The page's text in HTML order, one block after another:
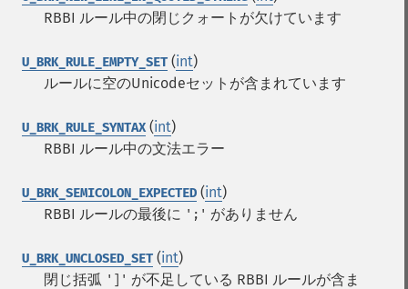
RBBI ルール中の閉じクォートが欠けています
U_BRK_RULE_EMPTY_SET (int)
ルールに空のUnicodeセットが含まれています
U_BRK_RULE_SYNTAX(int)
RBBI ルール中の文法エラー
U_BRK_SEMICOLON_EXPECTED (int)
RBBI ルールの最後に ';' がありません
U_BRK_UNCLOSED_SET (int)
閉じ括弧 ']' が不足している RBBI ルールが含ま